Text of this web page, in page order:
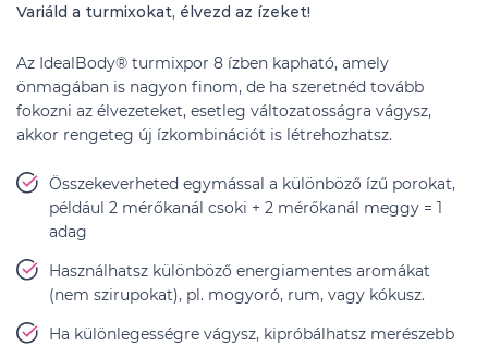
Variáld a turmixokat, élvezd az ízeket!
Az IdealBody® turmixpor 8 ízben kapható, amely
önmagában is nagyon finom, de ha szeretnéd tovább
fokozni az élvezeteket, esetleg változatosságra vágysz,
akkor rengeteg új ízkombinációt is létrehozhatsz.
Összekeverheted egymással a különböző ízű porokat,
például 2 mérőkanál csoki + 2 mérőkanál meggy = 1
adag
Használhatsz különböző energiamentes aromákat
(nem szirupokat), pl. mogyoró, rum, vagy kókusz.
Ha különlegességre vágysz, kipróbálhatsz merészebb